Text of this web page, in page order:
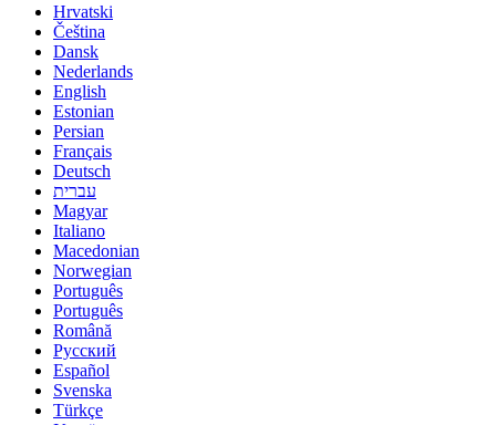
Hrvatski
Čeština
Dansk
Nederlands
English
Estonian
Persian
Français
Deutsch
עברית
Magyar
Italiano
Macedonian
Norwegian
Português
Português
Română
Русский
Español
Svenska
Türkçe